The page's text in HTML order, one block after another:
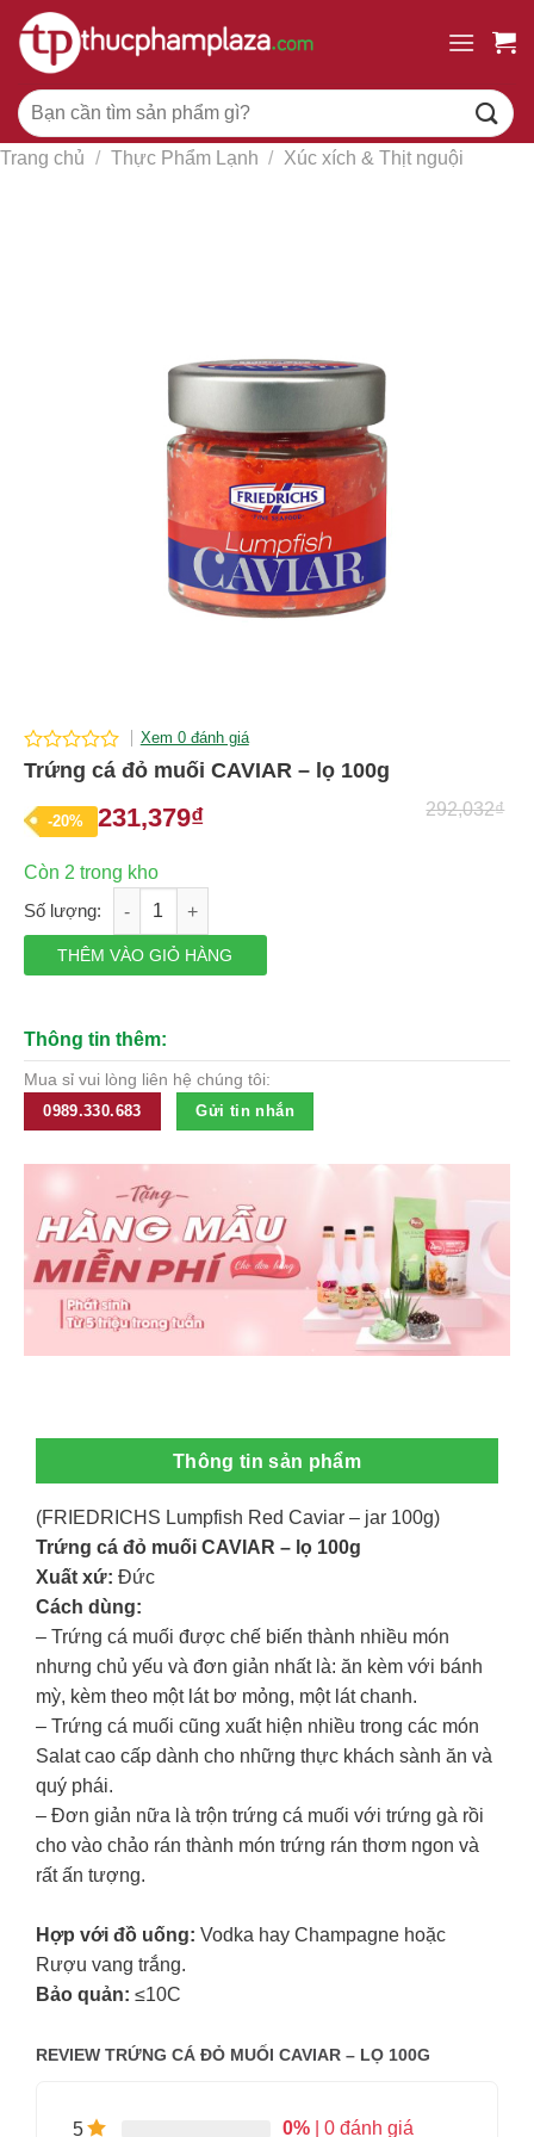
Chuyển
đến
dung
Tìm
kiếm:
Trang chủ / Thực Phẩm Lạnh / Xúc xích & Thịt nguội
0
of
5
Xem 0 đánh giá
Trứng cá đỏ muối CAVIAR – lọ 100g
-20%
292,032₫
Giá
là:
292,032₫.
231,379₫Giá
tại
231,379₫.
Còn 2 trong kho
Trứng cá đỏ muối CAVIAR - lọ 100g số lượng
THÊM VÀO GIỎ HÀNG
Thông tin thêm:
Mua sỉ vui lòng liên hệ chúng tôi:
0989.330.683
Gửi tin nhắn
Thông tin sản phẩm
(FRIEDRICHS Lumpfish Red Caviar – jar 100g)
Trứng cá đỏ muối CAVIAR – lọ 100g
Xuất xứ: Đức
Cách dùng:
– Trứng cá muối được chế biến thành nhiều món
nhưng chủ yếu và đơn giản nhất là: ăn kèm với bánh
mỳ, kèm theo một lát bơ mỏng, một lát chanh.
– Trứng cá muối cũng xuất hiện nhiều trong các món
Salat cao cấp dành cho những thực khách sành ăn và
quý phái.
– Đơn giản nữa là trộn trứng cá muối với trứng gà rồi
cho vào chảo rán thành món trứng rán thơm ngon và
rất ấn tượng.
Hợp với đồ uống: Vodka hay Champagne hoặc
Rượu vang trắng.
Bảo quản: ≤10C
REVIEW TRỨNG CÁ ĐỎ MUỐI CAVIAR – LỌ 100G
5 0% | 0 đánh giá